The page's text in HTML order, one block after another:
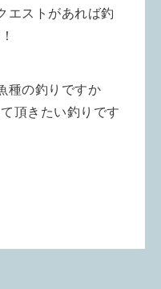
エストがあれば釣
種の釣りですか
頂きたい釣りです